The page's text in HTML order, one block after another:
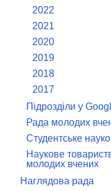
2022
2021
2020
2019
2018
2017
Підрозділи у
Рада молодих
Студентське
Наукове
молодих вчених
Наглядова рада